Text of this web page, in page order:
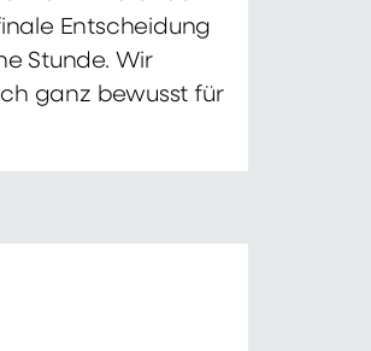
Entscheidung
Stunde. Wir
ganz bewusst für